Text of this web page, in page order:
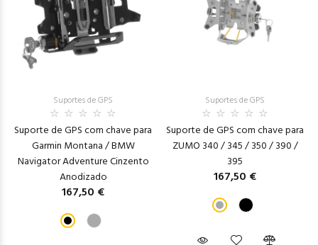
Suportes de GPS
Suporte de GPS com chave para
Garmin Montana / BMW
Navigator Adventure Cinzento
Anodizado
167,50 €
Suportes de GPS
Suporte de GPS com chave para
ZUMO 340 / 345 / 350 / 390 /
395
167,50 €